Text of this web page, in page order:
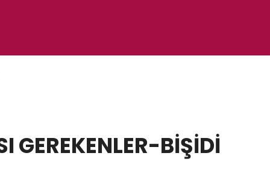
GEREKENLER-BİŞİDİ